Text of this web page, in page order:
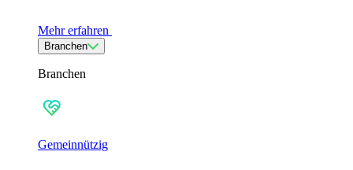
Mehr erfahren
Branchen
Branchen
Gemeinnützig